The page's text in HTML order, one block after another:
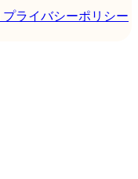
プライバシーポリシー